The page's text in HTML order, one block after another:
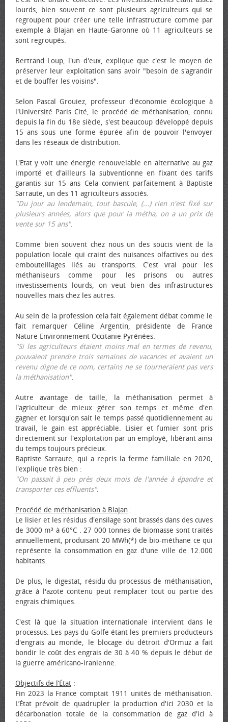
lourds, bien souvent ce sont plusieurs agriculteurs qui se
regroupent pour créer une telle infrastructure comme par
exemple à Blajan en Haute-Garonne où 11 agriculteurs se
sont regroupés.
Bertrand Loup, l'un d'eux, explique que c'est le moyen de
préserver leur exploitation sans avoir "besoin de s'agrandir
et de bouffer les voisins".
Selon Pascal Grouiez, professeur d'économie écologique à
l'Université Paris Cité, le procédé de méthanisation, connu
depuis la fin du 18e siècle, s'est beaucoup développé depuis
15 ans sous une forme épurée afin de pouvoir l'envoyer
dans les réseaux de distribution.
L'Etat y voit une énergie renouvelable en alternative au gaz
importé et d'ailleurs la subventionne en fixant des tarifs
garantis sur 15 ans Cela convient parfaitement à Baptiste
Sarraute, un des 11 agriculteurs associés.
"Du jour au lendemain, tout bascule, (...) rien n'est fixé sur
plusieurs années, alors que pour la métha, on a un prix de
vente sur 15 ans".
Comme bien souvent chez nous un des soucis vient de la
population locale qui craint des nuisances olfactives ou des
embouteillages liés au transports. C'est vrai pour les
méthaniseurs comme pour les prisons ou autres
investissements lourds, on veut bien des infrastructures
nouvelles mais chez les autres.
Au sein de la profession cela fait également débat comme le
fait remarquer Céline Argentin, présidente de France
Nature Environnement Occitanie Pyrénées.
"Si les agriculteurs étaient moins mal en termes de revenu,
pouvaient prendre trois semaines de vacances et avaient un
revenu digne de ce nom, certains ne se tourneraient pas vers
la méthanisation".
Autre avantage de taille, la méthanisation permet à
l'agriculteur de mieux gérer son temps et même d'en
gagner et lorsqu'on sait le temps passé quotidiennement au
travail, le gain est appréciable. Lisier et fumier sont pris
directement sur l'exploitation par un employé, libérant ainsi
du temps toujours précieux.
Baptiste Sarraute, qui a repris la ferme familiale en 2020,
l'explique très bien :
"On passait à peu près deux mois de l'année à épandre et
transporter ces effluents".
Procédé de méthanisation à Blajan :
Le lisier et les résidus d'ensilage sont brassés dans des cuves
de 3000 m³ à 60°C . 27 000 tonnes de biomasse sont traités
annuellement, produisant 20 MWh(*) de bio-méthane ce qui
représente la consommation en gaz d'une ville de 12.000
habitants.
De plus, le digestat, résidu du processus de méthanisation,
grâce à l'azote contenu peut remplacer tout ou partie des
engrais chimiques.
C'est là que la situation internationale intervient dans le
processus. Les pays du Golfe étant les premiers producteurs
d'engrais au monde, le blocage du détroit d'Ormuz a fait
bondir le coût des engrais de 30 à 40 % depuis le début de
la guerre américano-iranienne.
Objectifs de l’État :
Fin 2023 la France comptait 1911 unités de méthanisation.
L’État prévoit de quadrupler la production d'ici 2030 et la
décarbonation totale de la consommation de gaz d'ici à